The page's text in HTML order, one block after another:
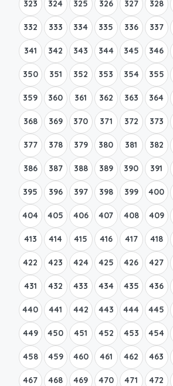
323 324 325 326 327 328
332 333 334 335 336 337
341 342 343 344 345 346
350 351 352 353 354 355
359 360 361 362 363 364
368 369 370 371 372 373
377 378 379 380 381 382
386 387 388 389 390 391
395 396 397 398 399 400
404 405 406 407 408 409
413 414 415 416 417 418
422 423 424 425 426 427
431 432 433 434 435 436
440 441 442 443 444 445
449 450 451 452 453 454
458 459 460 461 462 463
467 468 469 470 471 472